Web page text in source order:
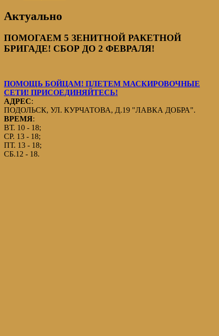
Актуально
ПОМОГАЕМ 5 ЗЕНИТНОЙ РАКЕТНОЙ
БРИГАДЕ! СБОР ДО 2 ФЕВРАЛЯ!
ПОМОЩЬ БОЙЦАМ! ПЛЕТЕМ МАСКИРОВОЧНЫЕ
СЕТИ! ПРИСОЕДИНЯЙТЕСЬ!
АДРЕС:
ПОДОЛЬСК, УЛ. КУРЧАТОВА, Д.19 "ЛАВКА ДОБРА".
ВРЕМЯ:
ВТ. 10 - 18;
СР. 13 - 18;
ПТ. 13 - 18;
СБ.12 - 18.